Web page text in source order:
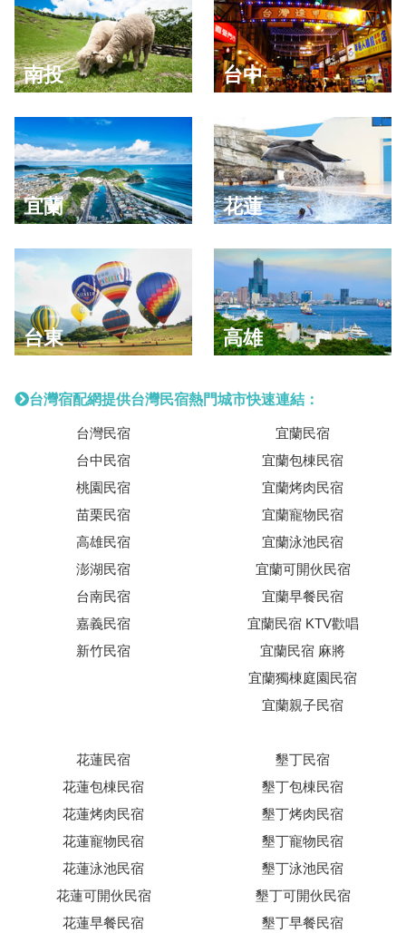
南投 台中
宜蘭 花蓮
台東 高雄
台灣宿配網提供台灣民宿熱門城市快速連結：
台灣民宿
台中民宿
桃園民宿
苗栗民宿
高雄民宿
澎湖民宿
台南民宿
嘉義民宿
新竹民宿
宜蘭民宿
宜蘭包棟民宿
宜蘭烤肉民宿
宜蘭寵物民宿
宜蘭泳池民宿
宜蘭可開伙民宿
宜蘭早餐民宿
宜蘭民宿 KTV歡唱
宜蘭民宿 麻將
宜蘭獨棟庭園民宿
宜蘭親子民宿
花蓮民宿
花蓮包棟民宿
花蓮烤肉民宿
花蓮寵物民宿
花蓮泳池民宿
花蓮可開伙民宿
花蓮早餐民宿
墾丁民宿
墾丁包棟民宿
墾丁烤肉民宿
墾丁寵物民宿
墾丁泳池民宿
墾丁可開伙民宿
墾丁早餐民宿